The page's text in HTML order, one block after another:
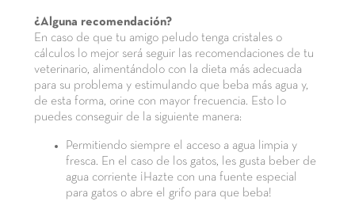
¿Alguna recomendación?
En caso de que tu amigo peludo tenga cristales o
cálculos lo mejor será seguir las recomendaciones de tu
veterinario, alimentándolo con la dieta más adecuada
para su problema y estimulando que beba más agua y,
de esta forma, orine con mayor frecuencia. Esto lo
puedes conseguir de la siguiente manera:
Permitiendo siempre el acceso a agua limpia y
fresca. En el caso de los gatos, les gusta beber de
agua corriente ¡Hazte con una fuente especial
para gatos o abre el grifo para que beba!